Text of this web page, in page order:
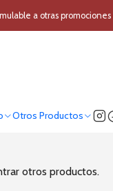
Otros Productos
a otras
otros productos.